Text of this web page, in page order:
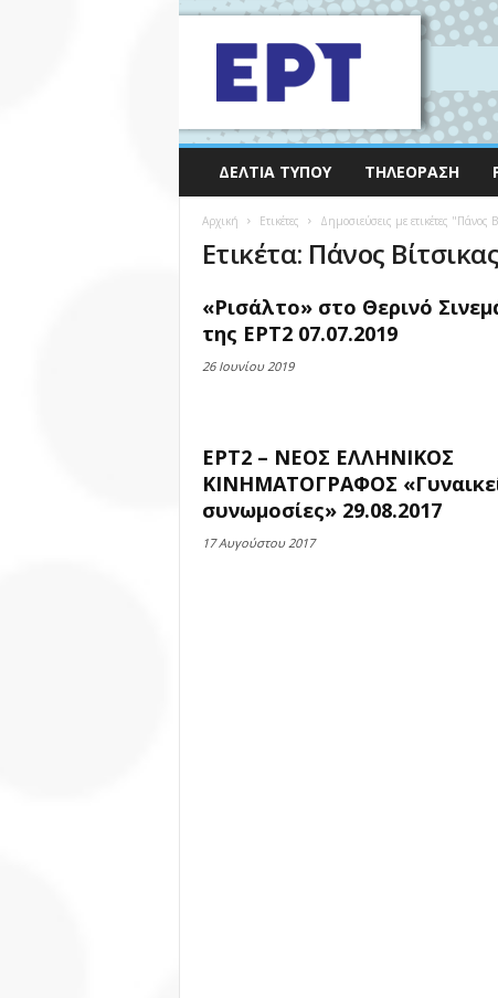
ΔΕΛΤΊΑ ΤΎΠΟΥ ΤΗΛΕΌΡΑΣΗ
Αρχική Ετικέτες Δημοσιεύσεις με ετικέτες "Πάνος
Ετικέτα: Πάνος Βίτσικας
«Ρισάλτο» στο Θερινό
της ΕΡΤ2 07.07.2019
26 Ιουνίου 2019
ΕΡΤ2 – ΝΕΟΣ ΕΛΛΗΝΙΚΟΣ
ΚΙΝΗΜΑΤΟΓΡΑΦΟΣ
συνωμοσίες» 29.08.2017
17 Αυγούστου 2017